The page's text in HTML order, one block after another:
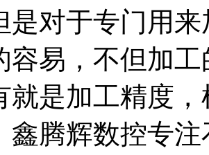
是对于专门用
容易，不但加
就是加工精度
鑫腾辉数控专